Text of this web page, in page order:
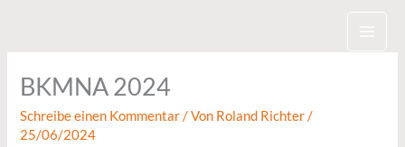
BKMNA 2024
Schreibe einen Kommentar / Von Roland Richter/
25/06/2024